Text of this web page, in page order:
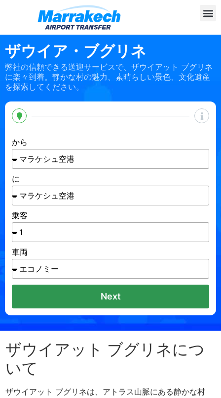
ザウイア・ブグリネ
弊社の信頼できる送迎サービスで、ザウイアット ブグリネ
に楽々到着。静かな村の魅力、素晴らしい景色、文化遺産
を探索してください。
から
に
乗客
車両
Next
ザウイアット ブグリネにつ
いて
ザウイアット ブグリネは、アトラス山脈にある静かな村